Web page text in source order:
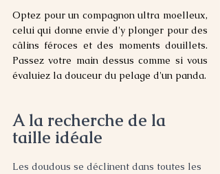
Optez pour un compagnon ultra moelleux,
celui qui donne envie d'y plonger pour des
câlins féroces et des moments douillets.
Passez votre main dessus comme si vous
A la recherche de la
taille idéale
Les doudous se déclinent dans toutes les